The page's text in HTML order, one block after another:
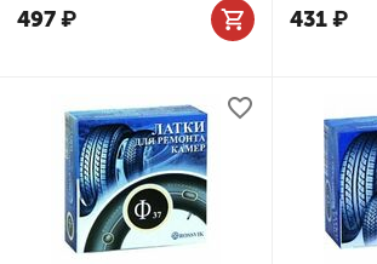
497₽ 431₽